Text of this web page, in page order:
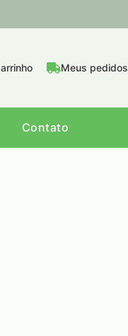
Meus pedidos
Contato